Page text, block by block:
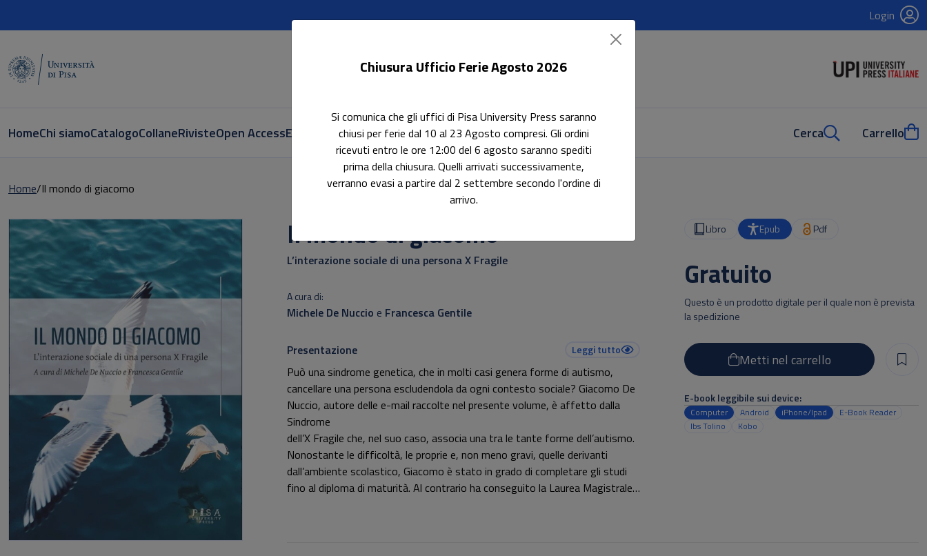
Login
HomeChi siamoCatalogoCollaneRivisteOpen AccessE-book AccessibiliIn evidenzaPubblica con noi Cerca Carrello
Home Il mondo di giacomo
Il mondo di giacomo
L’interazione sociale di una persona X Fragile
A cura di:
Michele De Nuccio e Francesca Gentile
Presentazione Leggi tutto
Può una sindrome genetica, che in molti casi genera forme di autismo,
cancellare una persona escludendola da ogni contesto sociale? Giacomo De
Nuccio, autore delle e-mail raccolte nel presente volume, è affetto dalla
Sindrome
dell’X Fragile che, nel suo caso, associa una tra le tante forme dell’autismo.
Nonostante le difficoltà, le proprie e, non meno gravi, quelle derivanti
dall’ambiente scolastico, Giacomo è stato in grado di completare gli studi
fino al diploma di maturità. Al contrario ha conseguito la Laurea Magistrale
Libro Epub Pdf
Gratuito
Metti nel carrello
Questo è un prodotto digitale per il quale non è prevista
la spedizione
E-book leggibile sui device:
Computer Android iPhone/Ipad
E-Book Reader
Ibs Tolino
Kobo
Chiusura Ufficio Ferie Agosto 2026
Si comunica che gli uffici di Pisa University Press saranno
chiusi per ferie dal 10 al 23 Agosto compresi. Gli ordini
ricevuti entro le ore 12:00 del 6 agosto saranno spediti
prima della chiusura. Quelli arrivati successivamente,
verranno evasi a partire dal 2 settembre secondo l'ordine di
arrivo.